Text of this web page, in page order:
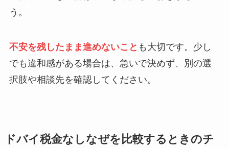
う。
不安を残したまま進めないこと も大切です。少し
でも違和感がある場合は、急いで決めず、別の選
択肢や相談先を確認してください。
ドバイ税金なしなぜを比較するときのチ